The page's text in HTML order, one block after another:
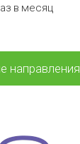
в месяц
направления